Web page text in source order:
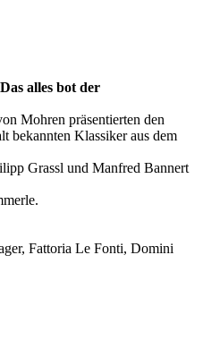
alles bot der
Mohren präsentierten den
bekannten Klassiker aus dem
Grassl und Manfred Bannert
Fattoria Le Fonti, Domini